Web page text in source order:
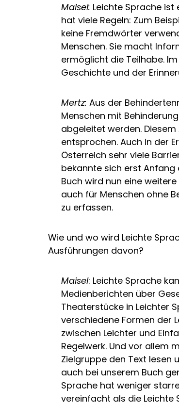
Maisel: Leichte Sprache ist
hat viele Regeln: Zum
keine Fremdwörter
Menschen. Sie macht
ermöglicht die Teilhabe.
Geschichte und der
Mertz: Aus der
Menschen mit
abgeleitet werden.
entsprochen. Auch in der
Österreich sehr viele
bekannte sich erst Anfang
Buch wird nun eine
auch für Menschen ohne
zu erfassen.
Wie und wo wird Leichte
Ausführungen davon?
Maisel: Leichte Sprache
Medienberichten über
Theaterstücke in Leichter
verschiedene Formen der
zwischen Leichter und
Regelwerk. Und vor allem
Zielgruppe den Text lesen
auch bei unserem Buch
Sprache hat weniger
vereinfacht als die Leichte